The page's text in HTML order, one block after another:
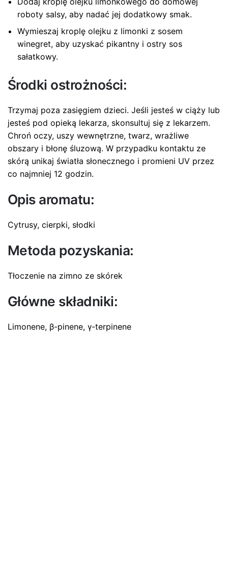
roboty salsy, aby nadać jej dodatkowy smak.
Wymieszaj kroplę olejku z limonki z sosem
winegret, aby uzyskać pikantny i ostry sos
sałatkowy.
Środki ostrożności:
Trzymaj poza zasięgiem dzieci. Jeśli jesteś w ciąży lub
jesteś pod opieką lekarza, skonsultuj się z lekarzem.
Chroń oczy, uszy wewnętrzne, twarz, wrażliwe
obszary i błonę śluzową. W przypadku kontaktu ze
skórą unikaj światła słonecznego i promieni UV przez
co najmniej 12 godzin.
Opis aromatu:
Cytrusy, cierpki, słodki
Metoda pozyskania:
Tłoczenie na zimno ze skórek
Główne składniki:
Limonene, β-pinene, γ-terpinene